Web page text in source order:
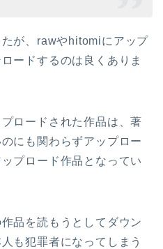
たが、rawやhitomiにアップ
ードするのは良くありま
ロードされた作品は、著
にも関わらずアップロー
プロード作品となってい
品を読もうとしてダウン
も犯罪者になってしまう